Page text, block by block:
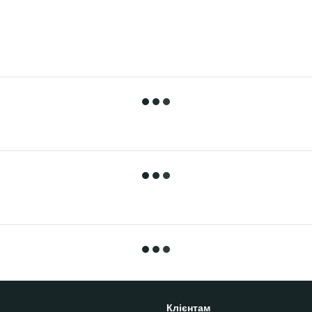
Клієнтам